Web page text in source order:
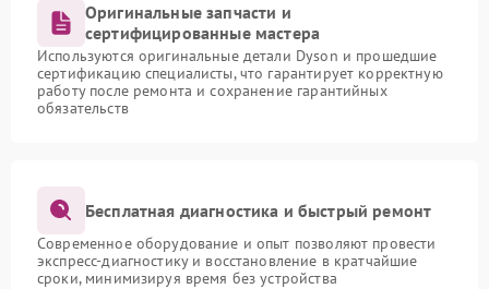
Оригинальные запчасти и
сертифицированные мастера
Используются оригинальные детали Dyson и прошедшие
сертификацию специалисты, что гарантирует корректную
работу после ремонта и сохранение гарантийных
обязательств
Бесплатная диагностика и быстрый ремонт
Современное оборудование и опыт позволяют провести
экспресс-диагностику и восстановление в кратчайшие
сроки, минимизируя время без устройства